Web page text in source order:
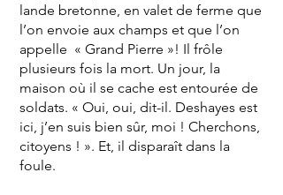
lande bretonne, en valet de ferme que
l’on envoie aux champs et que l’on
appelle « Grand Pierre »! Il frôle
plusieurs fois la mort. Un jour, la
maison où il se cache est entourée de
soldats. « Oui, oui, dit-il. Deshayes est
ici, j’en suis bien sûr, moi ! Cherchons,
citoyens ! ». Et, il disparaît dans la
foule.